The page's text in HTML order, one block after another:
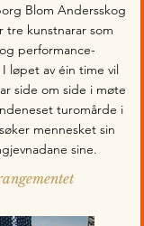
Blom Andersskog
kunstnarar som
performance-
løpet av éin time vil
side om side i møte
turomårde i
mennesket sin
sine.